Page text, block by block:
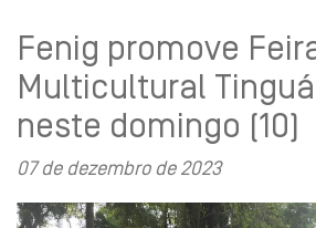
Fenig promove
Multicultural Tinguá
neste domingo (10)
07 de dezembro de 2023